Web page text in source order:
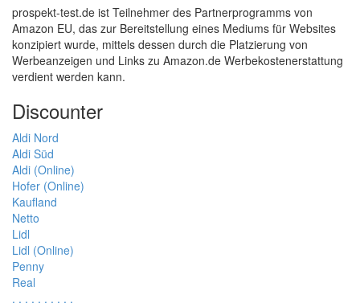
prospekt-test.de ist Teilnehmer des Partnerprogramms von
Amazon EU, das zur Bereitstellung eines Mediums für Websites
konzipiert wurde, mittels dessen durch die Platzierung von
Werbeanzeigen und Links zu Amazon.de Werbekostenerstattung
verdient werden kann.
Discounter
Aldi Nord
Aldi Süd
Aldi (Online)
Hofer (Online)
Kaufland
Netto
Lidl
Lidl (Online)
Penny
Real
. . . . . . . . . .